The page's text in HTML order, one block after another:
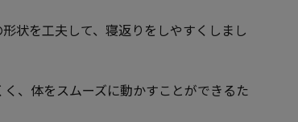
状を工夫して、寝返りをしやすくしまし
、体をスムーズに動かすことができるた